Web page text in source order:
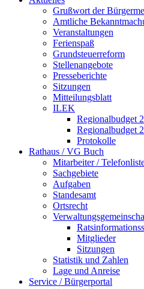
Grußwort der
Amtliche
Veranstaltungen
Ferienspaß
Grundsteuerreform
Stellenangebote
Presseberichte
Sitzungen
Mitteilungsblatt
ILEK
Regionalbudget
Regionalbudget
Protokolle
Rathaus / VG Buch
Mitarbeiter /
Sachgebiete
Aufgaben
Standesamt
Ortsrecht
Mitglieder
Sitzungen
Statistik und Zahlen
Lage und Anreise
Service / Bürgerportal